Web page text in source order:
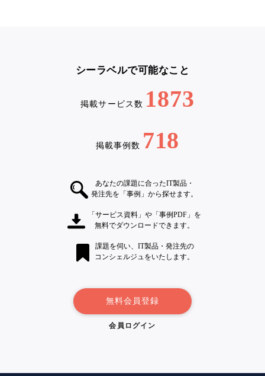
シーラベルで可能なこと
掲載サービス数 1873
掲載事例数 718
あなたの課題に合ったIT製品・
発注先を「事例」から探せます。
「サービス資料」や「事例PDF」を
無料でダウンロードできます。
課題を伺い、IT製品・発注先の
コンシェルジュをいたします。
無料会員登録
会員ログイン